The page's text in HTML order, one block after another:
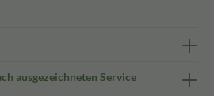
ausgezeichneten Service